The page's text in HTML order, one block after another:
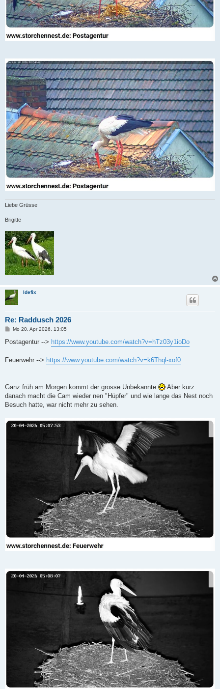
Liebe Grüsse
Brigitte
Idefix
Re: Raddusch 2026
B
i
a
g
Mo 20. Apr 2026, 13:05
Postagentur --> https://www.youtube.com/watch?v=hTz03y1ioDo
Feuerwehr --> https://www.youtube.com/watch?v=k6Thql-xof0
Ganz früh am Morgen kommt der grosse Unbekannte
Aber kurz
danach macht die Cam wieder nen "Hüpfer" und wie lange das Nest noch
Besuch hatte, war nicht mehr zu sehen.